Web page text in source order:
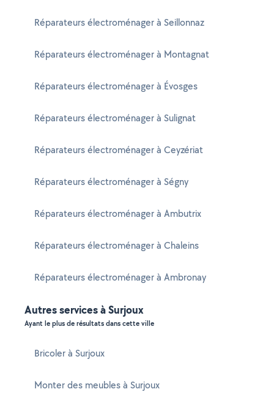
Réparateurs électroménager à Seillonnaz
Réparateurs électroménager à Montagnat
Réparateurs électroménager à Évosges
Réparateurs électroménager à Sulignat
Réparateurs électroménager à Ceyzériat
Réparateurs électroménager à Ségny
Réparateurs électroménager à Ambutrix
Réparateurs électroménager à Chaleins
Réparateurs électroménager à Ambronay
Autres services à Surjoux
Ayant le plus de résultats dans cette ville
Bricoler à Surjoux
Monter des meubles à Surjoux